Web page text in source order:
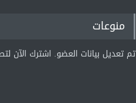
منوعات
تم تعديل بيانات العضو. اشترك الآن